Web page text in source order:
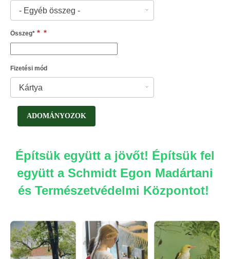
- Egyéb összeg -
Összeg*
Fizetési mód
Kártya
Építsük együtt a jövőt! Építsük fel
együtt a Schmidt Egon Madártani
és Természetvédelmi Központot!